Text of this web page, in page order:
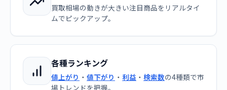
買取相場の動きが大きい注目商品をリアルタイ
ムでピックアップ。
各種ランキング
値上がり ・ 値下がり ・ 利益 ・ 検索数の4種類で市
場トレンドを把握。